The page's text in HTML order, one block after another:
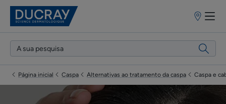
Pontos
venda
Página inicial Caspa Alternativas ao tratamento da caspa Caspa e